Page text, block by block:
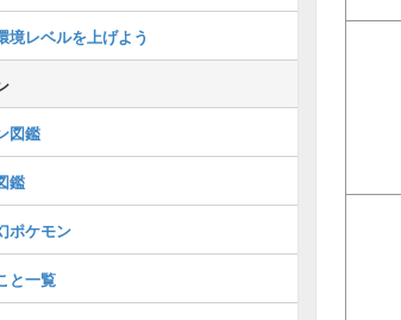
境レベルを上げよう
図鑑
鑑
ポケモン
と一覧